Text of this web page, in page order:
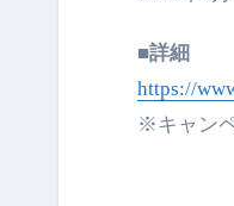
■詳細
https://
※キャン